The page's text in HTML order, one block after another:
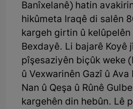
Banîxelanê) hatin
hikûmeta Iraqê di salên
kargeh girtin û
Bexdayê. Li bajarê Koyê
pîşesaziyên biçûk weke
û Vexwarinên Gazî û Ava
Nan û Qeşa û Rûnê
kargehên din hebûn. Lê